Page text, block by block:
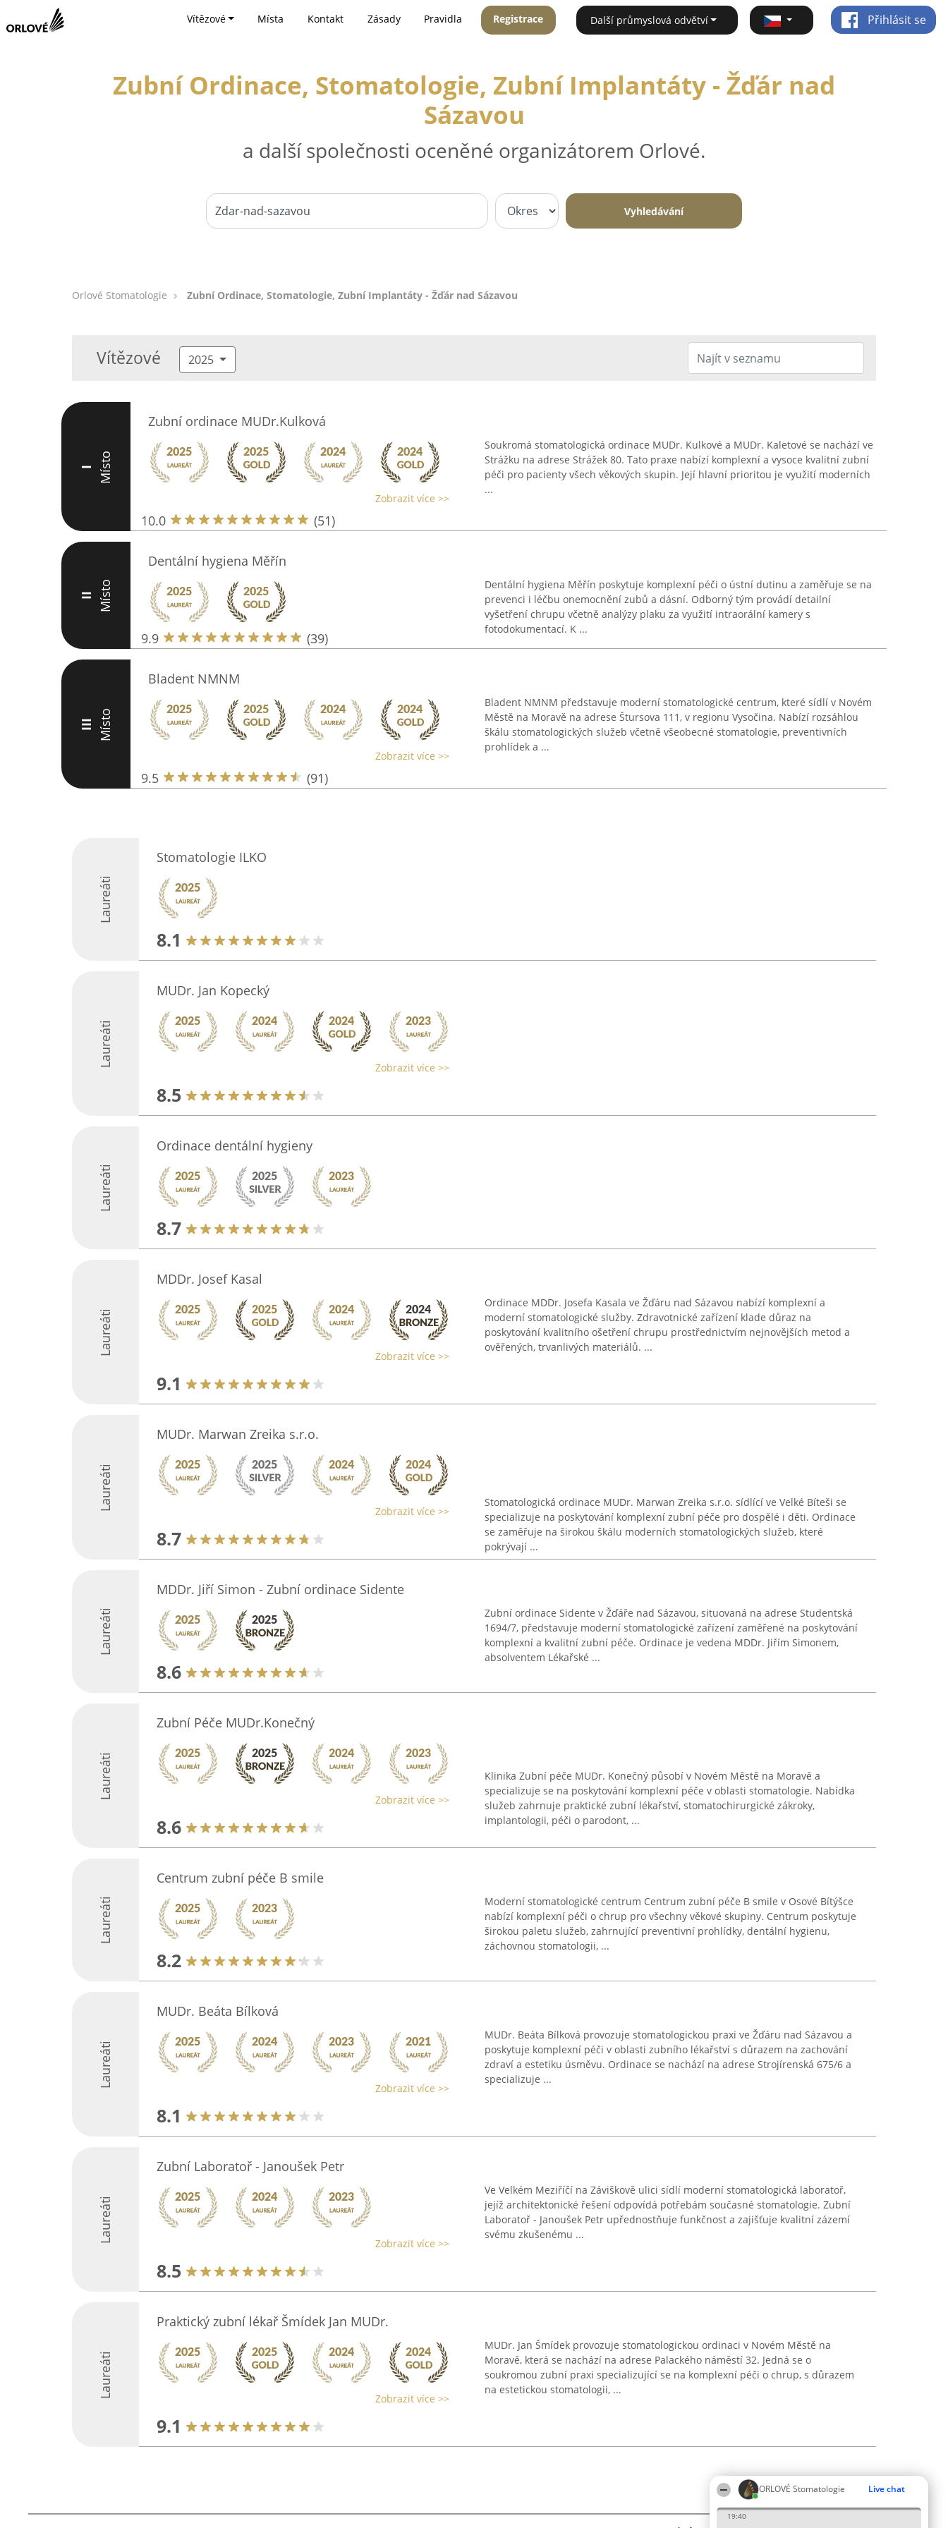
ORLOVÉ Stomatologie Live chat
19:40
Vítězové Místa Kontakt Zásady Pravidla Registrace Další průmyslová odvětví Přihlásit se
Zubní Ordinace, Stomatologie, Zubní Implantáty - Žďár nad
Sázavou
a další společnosti oceněné organizátorem Orlové.
Vyhledávání
Orlové Stomatologie Zubní Ordinace, Stomatologie, Zubní Implantáty - Žďár nad Sázavou
Vítězové 2025
I Místo
Zubní ordinace MUDr.Kulková
Zobrazit více >>
10.0 (51)
Soukromá stomatologická ordinace MUDr. Kulkové a MUDr. Kaletové se nachází ve
Strážku na adrese Strážek 80. Tato praxe nabízí komplexní a vysoce kvalitní zubní
péči pro pacienty všech věkových skupin. Její hlavní prioritou je využití moderních
...
II Místo
Dentální hygiena Měřín
9.9 (39)
Dentální hygiena Měřín poskytuje komplexní péči o ústní dutinu a zaměřuje se na
prevenci i léčbu onemocnění zubů a dásní. Odborný tým provádí detailní
vyšetření chrupu včetně analýzy plaku za využití intraorální kamery s
fotodokumentací. K ...
III Místo
Bladent NMNM
Zobrazit více >>
9.5 (91)
Bladent NMNM představuje moderní stomatologické centrum, které sídlí v Novém
Městě na Moravě na adrese Štursova 111, v regionu Vysočina. Nabízí rozsáhlou
škálu stomatologických služeb včetně všeobecné stomatologie, preventivních
prohlídek a ...
Laureáti
Stomatologie ILKO
8.1
Laureáti
MUDr. Jan Kopecký
Zobrazit více >>
8.5
Laureáti
Ordinace dentální hygieny
8.7
Laureáti
MDDr. Josef Kasal
Zobrazit více >>
9.1
Ordinace MDDr. Josefa Kasala ve Žďáru nad Sázavou nabízí komplexní a
moderní stomatologické služby. Zdravotnické zařízení klade důraz na
poskytování kvalitního ošetření chrupu prostřednictvím nejnovějších metod a
ověřených, trvanlivých materiálů. ...
Laureáti
MUDr. Marwan Zreika s.r.o.
Zobrazit více >>
8.7
Stomatologická ordinace MUDr. Marwan Zreika s.r.o. sídlící ve Velké Bíteši se
specializuje na poskytování komplexní zubní péče pro dospělé i děti. Ordinace
se zaměřuje na širokou škálu moderních stomatologických služeb, které
pokrývají ...
Laureáti
MDDr. Jiří Simon - Zubní ordinace Sidente
8.6
Zubní ordinace Sidente v Žďáře nad Sázavou, situovaná na adrese Studentská
1694/7, představuje moderní stomatologické zařízení zaměřené na poskytování
komplexní a kvalitní zubní péče. Ordinace je vedena MDDr. Jiřím Simonem,
absolventem Lékařské ...
Laureáti
Zubní Péče MUDr.Konečný
Zobrazit více >>
8.6
Klinika Zubní péče MUDr. Konečný působí v Novém Městě na Moravě a
specializuje se na poskytování komplexní péče v oblasti stomatologie. Nabídka
služeb zahrnuje praktické zubní lékařství, stomatochirurgické zákroky,
implantologii, péči o parodont, ...
Laureáti
Centrum zubní péče B smile
8.2
Moderní stomatologické centrum Centrum zubní péče B smile v Osové Bítýšce
nabízí komplexní péči o chrup pro všechny věkové skupiny. Centrum poskytuje
širokou paletu služeb, zahrnující preventivní prohlídky, dentální hygienu,
záchovnou stomatologii, ...
Laureáti
MUDr. Beáta Bílková
Zobrazit více >>
8.1
MUDr. Beáta Bílková provozuje stomatologickou praxi ve Žďáru nad Sázavou a
poskytuje komplexní péči v oblasti zubního lékařství s důrazem na zachování
zdraví a estetiku úsměvu. Ordinace se nachází na adrese Strojírenská 675/6 a
specializuje ...
Laureáti
Zubní Laboratoř - Janoušek Petr
Zobrazit více >>
8.5
Ve Velkém Meziříčí na Záviškově ulici sídlí moderní stomatologická laboratoř,
jejíž architektonické řešení odpovídá potřebám současné stomatologie. Zubní
Laboratoř - Janoušek Petr upřednostňuje funkčnost a zajišťuje kvalitní zázemí
svému zkušenému ...
Laureáti
Praktický zubní lékař Šmídek Jan MUDr.
Zobrazit více >>
9.1
MUDr. Jan Šmídek provozuje stomatologickou ordinaci v Novém Městě na
Moravě, která se nachází na adrese Palackého náměstí 32. Jedná se o
soukromou zubní praxi specializující se na komplexní péči o chrup, s důrazem
na estetickou stomatologii, ...